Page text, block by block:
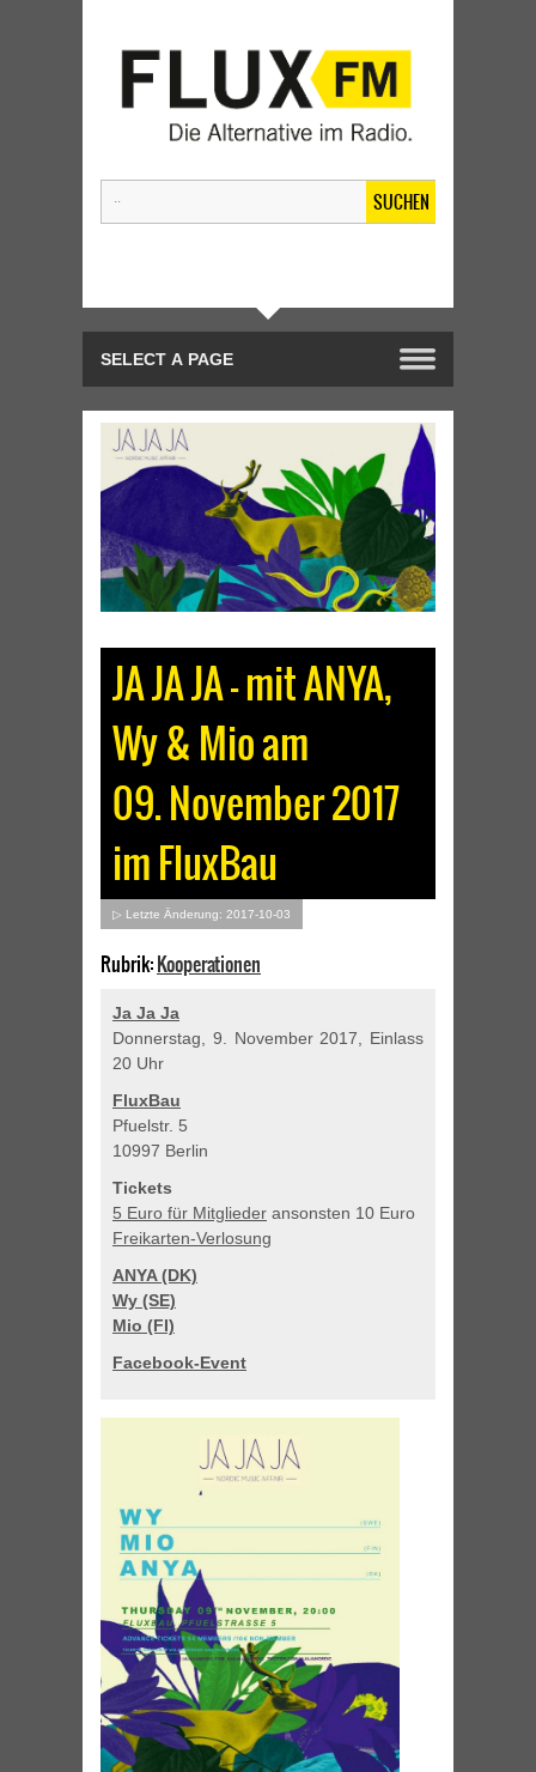
SUCHEN
JA JA JA – mit ANYA,
Wy & Mio am
09. November 2017
im FluxBau
▷ Letzte Änderung: 2017-10-03
Rubrik:Kooperationen
Ja Ja Ja
Donnerstag, 9. November 2017, Einlass
20 Uhr
FluxBau
Pfuelstr. 5
10997 Berlin
Tickets
5 Euro für Mitglieder ansonsten 10 Euro
Freikarten-Verlosung
ANYA (DK)
Wy (SE)
Mio (FI)
Facebook-Event